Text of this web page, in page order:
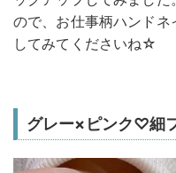
ので、お仕事柄ハンド
してみてくださいね☆
グレー×ピンク♡細